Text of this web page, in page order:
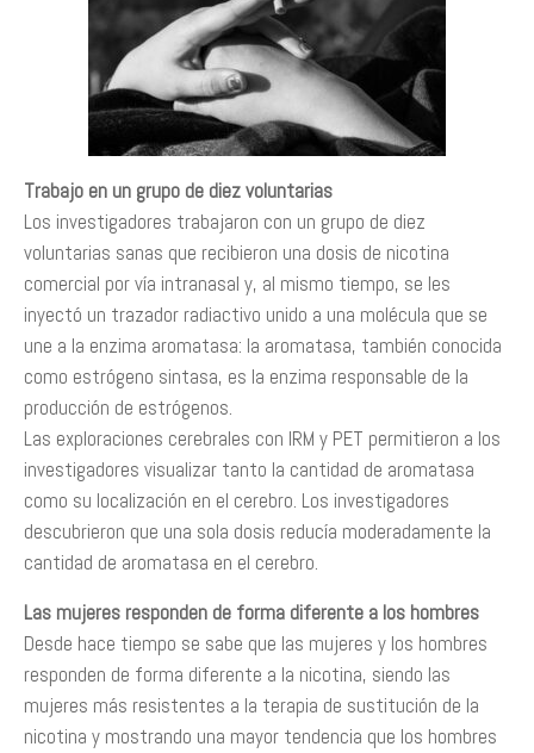
Trabajo en un grupo de diez voluntarias
Los investigadores trabajaron con un grupo de diez
voluntarias sanas que recibieron una dosis de nicotina
comercial por vía intranasal y, al mismo tiempo, se les
inyectó un trazador radiactivo unido a una molécula que se
une a la enzima aromatasa: la aromatasa, también conocida
como estrógeno sintasa, es la enzima responsable de la
producción de estrógenos.
Las exploraciones cerebrales con IRM y PET permitieron a los
investigadores visualizar tanto la cantidad de aromatasa
como su localización en el cerebro. Los investigadores
descubrieron que una sola dosis reducía moderadamente la
cantidad de aromatasa en el cerebro.
Las mujeres responden de forma diferente a los hombres
Desde hace tiempo se sabe que las mujeres y los hombres
responden de forma diferente a la nicotina, siendo las
mujeres más resistentes a la terapia de sustitución de la
nicotina y mostrando una mayor tendencia que los hombres